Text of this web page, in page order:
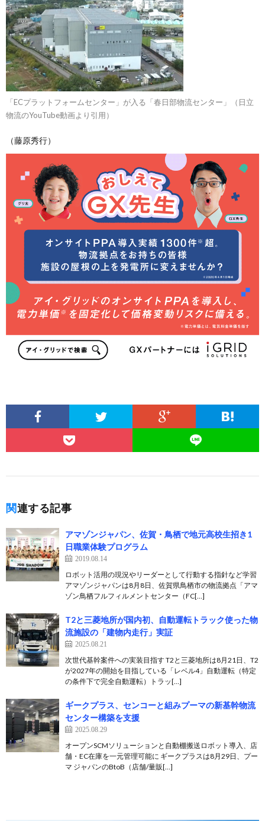
「ECプラットフォームセンター」が入る「春日部物流センター」（日立
物流のYouTube動画より引用）
（藤原秀行）
関連する記事
アマゾンジャパン、佐賀・鳥栖で地元高校生招き1
日職業体験プログラム
2019.08.14
ロボット活用の現況やリーダーとして行動する指針など学習
アマゾンジャパンは8月8日、佐賀県鳥栖市の物流拠点「アマ
ゾン鳥栖フルフィルメントセンター（FC[…]
T2と三菱地所が国内初、自動運転トラック使った物
流施設の「建物内走行」実証
2025.08.21
次世代基幹案件への実装目指す T2と三菱地所は8月21日、T2
が2027年の開始を目指している「レベル4」自動運転（特定
の条件下で完全自動運転）トラッ[…]
ギークプラス、センコーと組みプーマの新基幹物流
センター構築を支援
2025.08.29
オープンSCMソリューションと自動棚搬送ロボット導入、店
舗・EC在庫を一元管理可能に ギークプラスは8月29日、プー
マ ジャパンのBtoB（店舗/量販[…]